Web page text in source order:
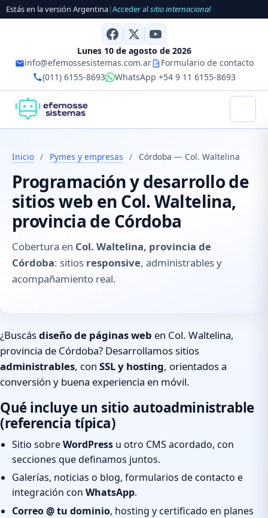
Estás en la versión Argentina|Acceder alsitio internacional
Lunes 10 de agosto de 2026
info@efemossesistemas.com.ar
Formulario de contacto
(011) 6155-8693
WhatsApp +54 9 11 6155-8693
Inicio / Pymes y empresas / Córdoba — Col. Waltelina
Programación y desarrollo de
sitios web en Col. Waltelina,
provincia de Córdoba
Cobertura en Col. Waltelina, provincia de
Córdoba: sitios responsive, administrables y
acompañamiento real.
¿Buscásdiseño de páginas web en Col. Waltelina,
provincia de Córdoba? Desarrollamos sitios
administrables, con SSL y hosting, orientados a
conversión y buena experiencia en móvil.
Qué incluye un sitio autoadministrable
(referencia típica)
Sitio sobreWordPress u otro CMS acordado, con
secciones que definamos juntos.
Galerías, noticias o blog, formularios de contacto e
integración con WhatsApp.
Correo @ tu dominio, hosting y certificado en planes